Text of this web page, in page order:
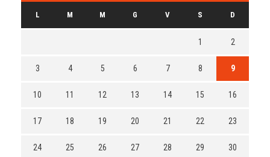
L M M G V S D
1 2
3 4 5 6 7 8 9
10 11 12 13 14 15 16
17 18 19 20 21 22 23
24 25 26 27 28 29 30